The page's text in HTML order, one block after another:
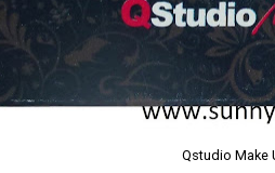
Qstudio Make